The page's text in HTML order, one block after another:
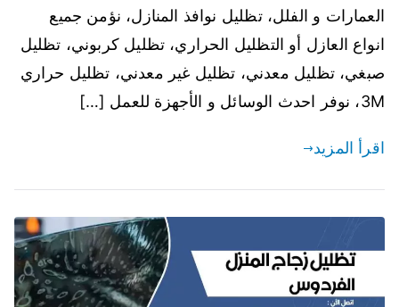
العمارات و الفلل، تظليل نوافذ المنازل، نؤمن جميع
انواع العازل أو التظليل الحراري، تظليل كربوني، تظليل
صبغي، تظليل معدني، تظليل غير معدني، تظليل حراري
3M، نوفر احدث الوسائل و الأجهزة للعمل […]
اقرأ المزيد